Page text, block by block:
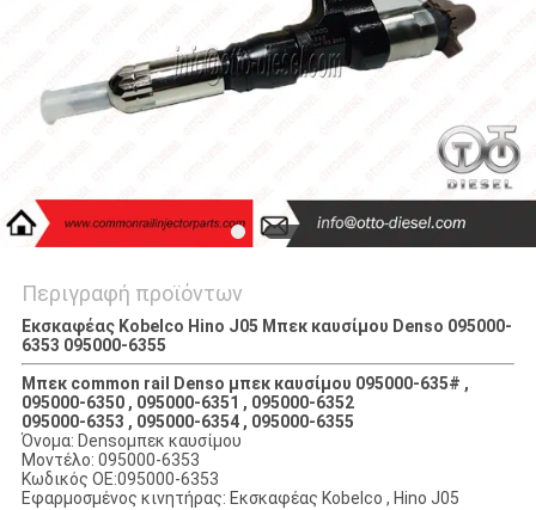
Περιγραφή προϊόντων
Εκσκαφέας Kobelco Hino J05 Μπεκ καυσίμου Denso 095000-
6353 095000-6355
Μπεκ common rail Denso μπεκ καυσίμου 095000-635# ,
095000-6350 , 095000-6351 , 095000-6352
095000-6353 , 095000-6354 , 095000-6355
Όνομα: Densoμπεκ καυσίμου
Μοντέλο: 095000-6353
Κωδικός OE:095000-6353
Εφαρμοσμένος κινητήρας: Εκσκαφέας Kobelco , Hino J05